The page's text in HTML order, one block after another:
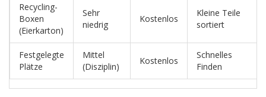
Recycling-
Boxen
(Eierkarton)
Sehr
niedrig
Kostenlos
Kleine Teile
sortiert
Festgelegte
Plätze
Mittel
(Disziplin)
Kostenlos
Schnelles
Finden